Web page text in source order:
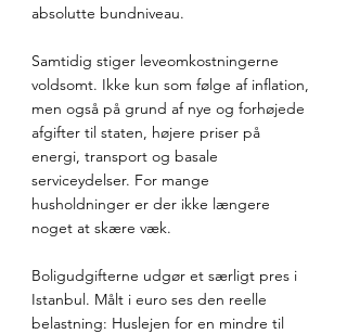
absolutte bundniveau.
Samtidig stiger leveomkostningerne
voldsomt. Ikke kun som følge af inflation,
men også på grund af nye og forhøjede
afgifter til staten, højere priser på
energi, transport og basale
serviceydelser. For mange
husholdninger er der ikke længere
noget at skære væk.
Boligudgifterne udgør et særligt pres i
Istanbul. Målt i euro ses den reelle
belastning: Huslejen for en mindre til